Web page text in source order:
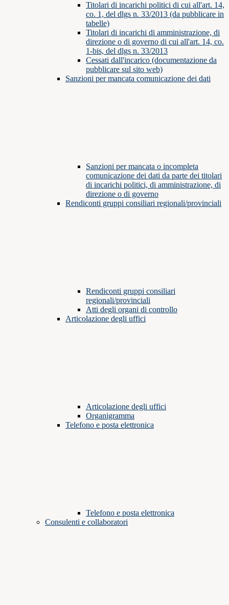
Titolari di incarichi politici di cui all'art. 14,
co. 1, del dlgs n. 33/2013 (da pubblicare in
tabelle)
Titolari di incarichi di amministrazione, di
direzione o di governo di cui all'art. 14, co.
1-bis, del dlgs n. 33/2013
Cessati dall'incarico (documentazione da
pubblicare sul sito web)
Sanzioni per mancata comunicazione dei dati
Sanzioni per mancata o incompleta
comunicazione dei dati da parte dei titolari
di incarichi politici, di amministrazione, di
direzione o di governo
Rendiconti gruppi consiliari regionali/provinciali
Rendiconti gruppi consiliari
regionali/provinciali
Atti degli organi di controllo
Articolazione degli uffici
Articolazione degli uffici
Organigramma
Telefono e posta elettronica
Telefono e posta elettronica
Consulenti e collaboratori